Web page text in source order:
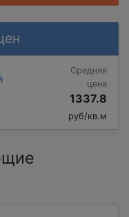
Средняя
цена
1337.8
руб/кв.м